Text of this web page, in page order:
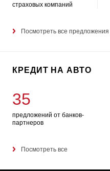
страховых компаний
Посмотреть все предложения
КРЕДИТ НА АВТО
35
предложений от банков-
партнеров
Посмотреть все